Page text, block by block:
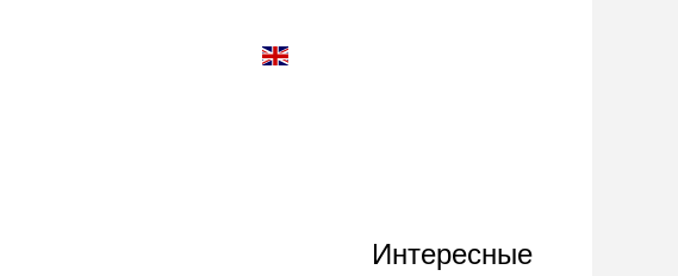
Интересные